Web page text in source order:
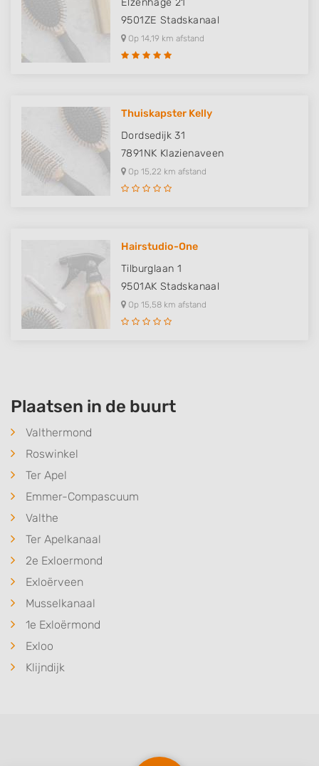
Elzenhage 21
9501ZE Stadskanaal
Op 14,19 km afstand
Thuiskapster Kelly
Dordsedijk 31
7891NK Klazienaveen
Op 15,22 km afstand
Hairstudio-One
Tilburglaan 1
9501AK Stadskanaal
Op 15,58 km afstand
Plaatsen in de buurt
Valthermond
Roswinkel
Ter Apel
Emmer-Compascuum
Valthe
Ter Apelkanaal
2e Exloermond
Exloërveen
Musselkanaal
1e Exloërmond
Exloo
Klijndijk